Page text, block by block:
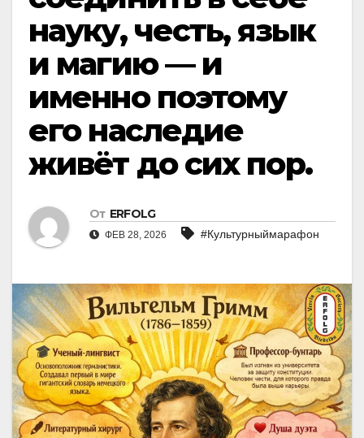
науку, честь, язык
и магию — и
именно поэтому
его наследие
живёт до сих пор.
От ERFOLG
ФЕВ 28, 2026 #Культурныймарафон